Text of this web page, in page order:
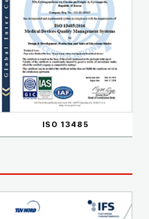
ISO 13485